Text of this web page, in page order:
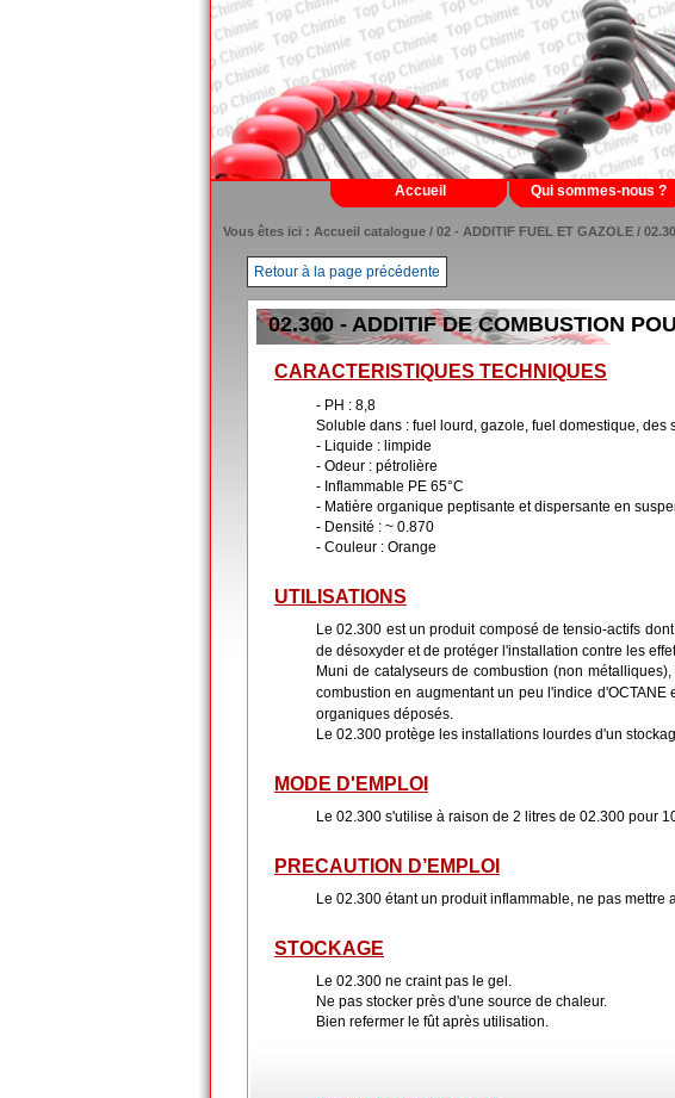
Accueil Qui sommes-nous ?
Vous êtes ici : Accueil catalogue / 02 - ADDITIF FUEL ET GAZOLE /
Retour à la page précédente
02.300 - ADDITIF DE COMBUSTION
CARACTERISTIQUES TECHNIQUES
- PH : 8,8
Soluble dans : fuel lourd, gazole, fuel domestique, des
- Liquide : limpide
- Odeur : pétrolière
- Inflammable PE 65°C
- Matière organique peptisante et dispersante en
- Densité : ~ 0.870
- Couleur : Orange
UTILISATIONS
Le 02.300 est un produit composé de tensio-actifs
de désoxyder et de protéger l'installation contre les
Muni de catalyseurs de combustion (non
combustion en augmentant un peu l'indice
organiques déposés.
Le 02.300 protège les installations lourdes d'un
MODE D'EMPLOI
Le 02.300 s'utilise à raison de 2 litres de 02.300 pour
PRECAUTION D’EMPLOI
Le 02.300 étant un produit inflammable, ne pas
STOCKAGE
Le 02.300 ne craint pas le gel.
Ne pas stocker près d'une source de chaleur.
Bien refermer le fût après utilisation.